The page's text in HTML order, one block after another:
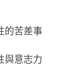
的苦差事
與意志力